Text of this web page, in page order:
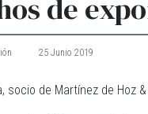
de
25 Junio 2019
socio de Martínez de Hoz